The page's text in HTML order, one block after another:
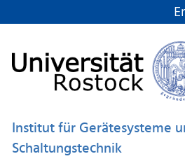
Institut für Gerätesysteme
Schaltungstechnik